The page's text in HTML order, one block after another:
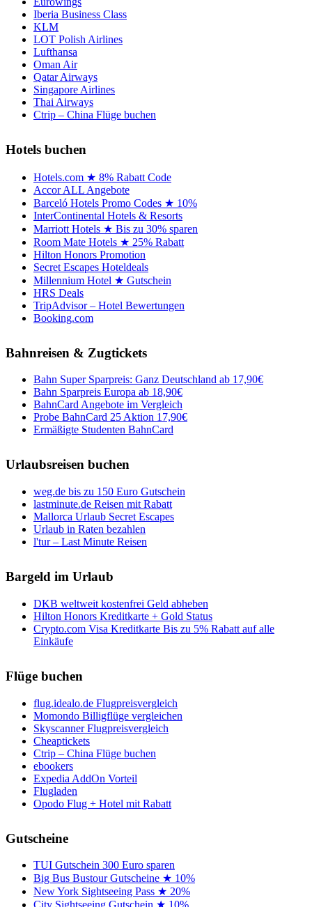
Iberia Business Class
KLM
LOT Polish Airlines
Lufthansa
Oman Air
Qatar Airways
Singapore Airlines
Thai Airways
Ctrip – China Flüge buchen
Hotels buchen
Hotels.com ★ 8% Rabatt Code
Accor ALL Angebote
Barceló Hotels Promo Codes ★ 10%
InterContinental Hotels & Resorts
Marriott Hotels ★ Bis zu 30% sparen
Room Mate Hotels ★ 25% Rabatt
Hilton Honors Promotion
Secret Escapes Hoteldeals
Millennium Hotel ★ Gutschein
HRS Deals
TripAdvisor – Hotel Bewertungen
Booking.com
Bahnreisen & Zugtickets
Bahn Super Sparpreis: Ganz Deutschland ab 17,90€
Bahn Sparpreis Europa ab 18,90€
BahnCard Angebote im Vergleich
Probe BahnCard 25 Aktion 17,90€
Ermäßigte Studenten BahnCard
Urlaubsreisen buchen
weg.de bis zu 150 Euro Gutschein
lastminute.de Reisen mit Rabatt
Mallorca Urlaub Secret Escapes
Urlaub in Raten bezahlen
l'tur – Last Minute Reisen
Bargeld im Urlaub
DKB weltweit kostenfrei Geld abheben
Hilton Honors Kreditkarte + Gold Status
Crypto.com Visa Kreditkarte Bis zu 5% Rabatt auf alle
Einkäufe
Flüge buchen
flug.idealo.de Flugpreisvergleich
Momondo Billigflüge vergleichen
Skyscanner Flugpreisvergleich
Cheaptickets
Ctrip – China Flüge buchen
ebookers
Expedia AddOn Vorteil
Flugladen
Opodo Flug + Hotel mit Rabatt
Gutscheine
TUI Gutschein 300 Euro sparen
Big Bus Bustour Gutscheine ★ 10%
New York Sightseeing Pass ★ 20%